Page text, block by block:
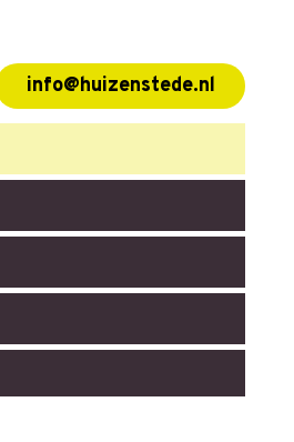
info@huizenstede.nl